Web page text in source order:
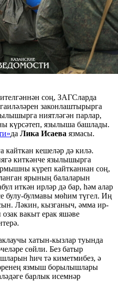
соң, ЗАГСларда
законлаштырырга
ниятләгән парлар,
күрсәтеп, язылыша башлады.
да Лика Исаева язмасы.
кайткан кешеләр дә килә.
киткәнче язылышырга
күреп кайтканнан соң,
ярының балаларын
иткән ирләр дә бар, һәм алар
булу-булмавы мөһим түгел. Иң
Ләкин, кызганыч, әмма ир-
вакыт ерак яшәве
хатын-кызлар туында
сөйли. Без батыр
һич тә киметмибез, ә
язмыш борылышлары
барлык исемнәр